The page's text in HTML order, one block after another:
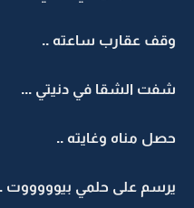
وقف عقارب ساعته ..
شفت الشقا في دنيتي ...
حصل مناه وغايته ..
يرسم على حلمي بيوووووت